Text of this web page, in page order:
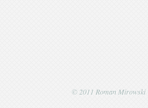
© 2011 Roman